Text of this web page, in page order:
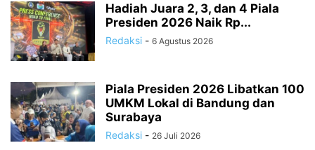
Hadiah Juara 2, 3, dan 4 Piala
Presiden 2026 Naik Rp...
Redaksi - 6 Agustus 2026
Piala Presiden 2026 Libatkan 100
UMKM Lokal di Bandung dan
Surabaya
Redaksi - 26 Juli 2026